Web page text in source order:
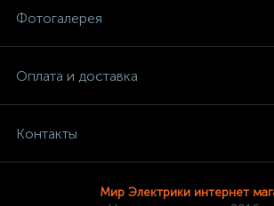
Фотогалерея
Оплата и доставка
Контакты
Мир Электрики интернет